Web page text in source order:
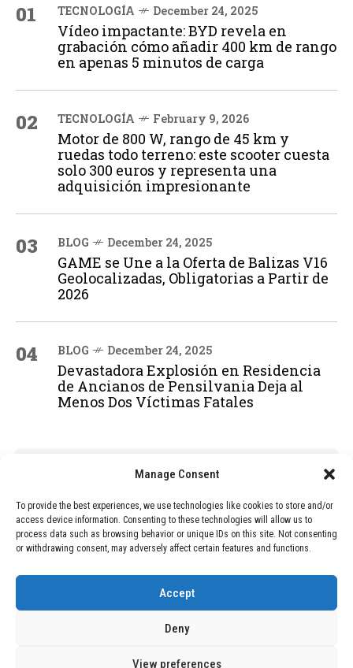
Manage Consent
To provide the best experiences, we use technologies like cookies to store and/or
access device information. Consenting to these technologies will allow us to
process data such as browsing behavior or unique IDs on this site. Not consenting
or withdrawing consent, may adversely affect certain features and functions.
Accept
Deny
View preferences
01 TECNOLOGÍA December 24, 2025
Vídeo impactante: BYD revela en
grabación cómo añadir 400 km de rango
en apenas 5 minutos de carga
02 TECNOLOGÍA February 9, 2026
Motor de 800 W, rango de 45 km y
ruedas todo terreno: este scooter cuesta
solo 300 euros y representa una
adquisición impresionante
03 BLOG December 24, 2025
GAME se Une a la Oferta de Balizas V16
Geolocalizadas, Obligatorias a Partir de
2026
04 BLOG December 24, 2025
Devastadora Explosión en Residencia
de Ancianos de Pensilvania Deja al
Menos Dos Víctimas Fatales